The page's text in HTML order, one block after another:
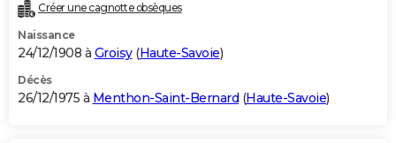
Créer une cagnotte obsèques
Naissance
24/12/1908 à Groisy(Haute-Savoie)
Décès
26/12/1975 à Menthon-Saint-Bernard (Haute-Savoie)